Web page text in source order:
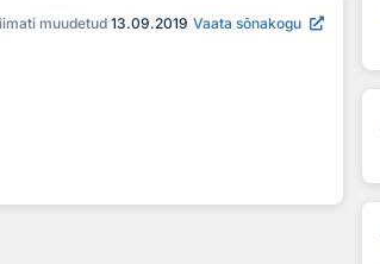
muudetud 13.09.2019 Vaata sõnakogu